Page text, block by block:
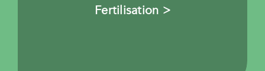
Fertilisation >